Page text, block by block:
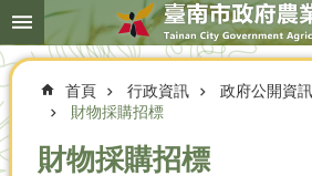
跳到主要內容區塊
搜
尋
進
首頁 行政資訊 政府公開資訊
財物採購招標
財物採購招標